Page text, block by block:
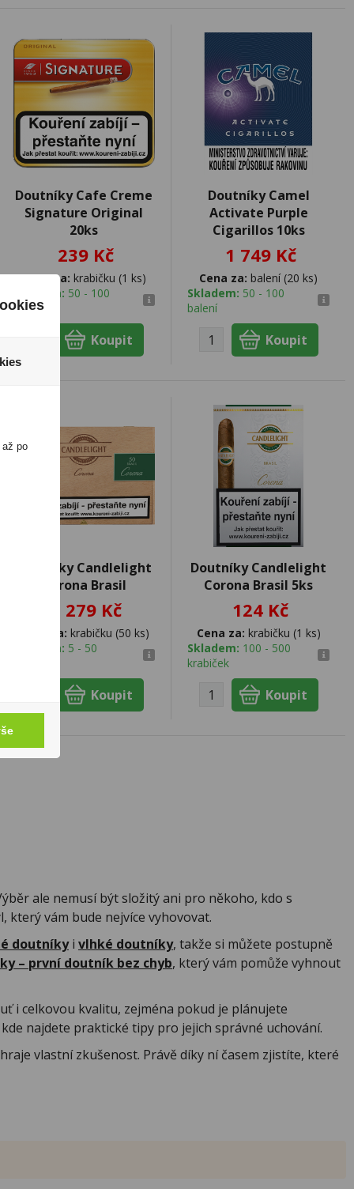
Doutníky Cafe Creme
Signature Original
20ks
239 Kč
Cena za: krabičku (1 ks)
Skladem: 50 - 100
krabiček
Doutníky Camel
Activate Purple
Cigarillos 10ks
1 749 Kč
Cena za: balení (20 ks)
Skladem: 50 - 100
balení
Doutníky Candlelight
Corona Brasil
1 279 Kč
Cena za: krabičku (50 ks)
Skladem: 5 - 50
Doutníky Candlelight
Corona Brasil 5ks
124 Kč
Cena za: krabičku (1 ks)
Skladem: 100 - 500
krabiček
ale nemusí být složitý ani pro někoho, kdo s
který vám bude nejvíce vyhovovat.
doutníkyi vlhké doutníky, takže si můžete postupně
– první doutník bez chyb, který vám pomůže vyhnout
i celkovou kvalitu, zejména pokud je plánujete
najdete praktické tipy pro jejich správné uchování.
vlastní zkušenost. Právě díky ní časem zjistíte, které
po